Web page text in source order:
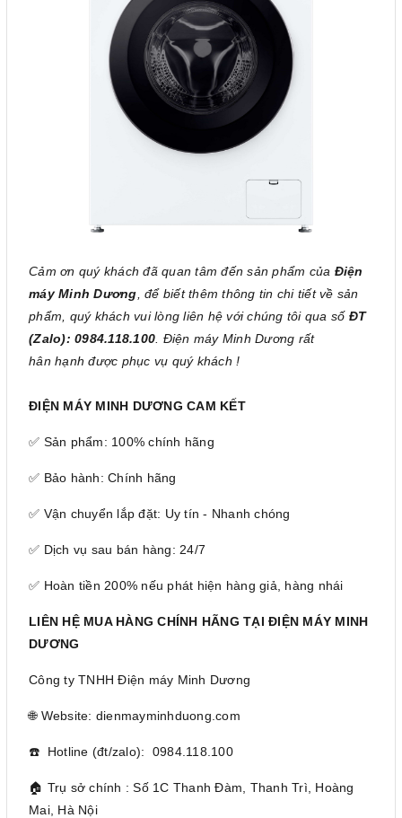
Cảm ơn quý khách đã quan tâm đến sản phẩm của Điện
máy Minh Dương , để biết thêm thông tin chi tiết về sản
phẩm, quý khách vui lòng liên hệ với chúng tôi qua số ĐT
(Zalo): 0984.118.100 . Điện máy Minh Dương rất
hân hạnh được phục vụ quý khách !
ĐIỆN MÁY MINH DƯƠNG CAM KẾT
✅ Sản phẩm: 100% chính hãng
✅ Bảo hành: Chính hãng
✅ Vận chuyển lắp đặt: Uy tín - Nhanh chóng
✅ Dịch vụ sau bán hàng: 24/7
✅ Hoàn tiền 200% nếu phát hiện hàng giả, hàng nhái
LIÊN HỆ MUA HÀNG CHÍNH HÃNG TẠI ĐIỆN MÁY MINH
DƯƠNG
Công ty TNHH Điện máy Minh Dương
🌐 Website: dienmayminhduong.com
☎️ Hotline (đt/zalo): 0984.118.100
🏠 Trụ sở chính : Số 1C Thanh Đàm, Thanh Trì, Hoàng
Mai, Hà Nội